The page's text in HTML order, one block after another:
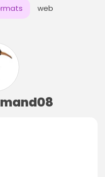
web